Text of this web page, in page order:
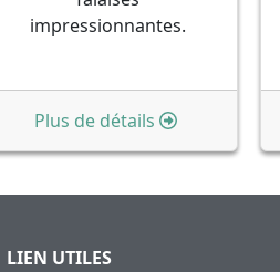
impressionnantes.
Plus de détails
LIEN UTILES